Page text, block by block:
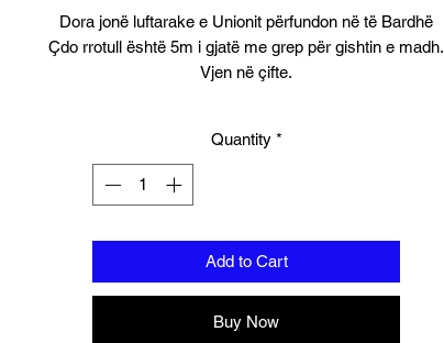
Dora jonë luftarake e Unionit përfundon në të Bardhë
Çdo rrotull është 5m i gjatë me grep për gishtin e madh.
Vjen në çifte.
Quantity *
Add to Cart
Buy Now